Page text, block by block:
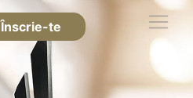
Înscrie-te